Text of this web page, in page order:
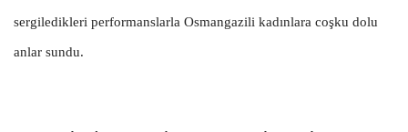
sergiledikleri performanslarla Osmangazili kadınlara coşku dolu
anlar sundu.